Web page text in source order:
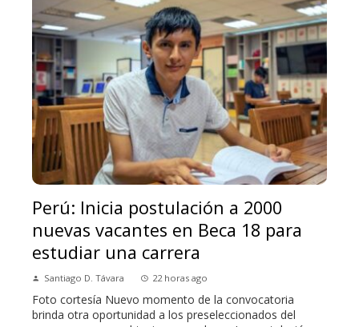
Perú: Inicia postulación a 2000
nuevas vacantes en Beca 18 para
estudiar una carrera
Santiago D. Távara 22 horas ago
Foto cortesía Nuevo momento de la convocatoria
brinda otra oportunidad a los preseleccionados del